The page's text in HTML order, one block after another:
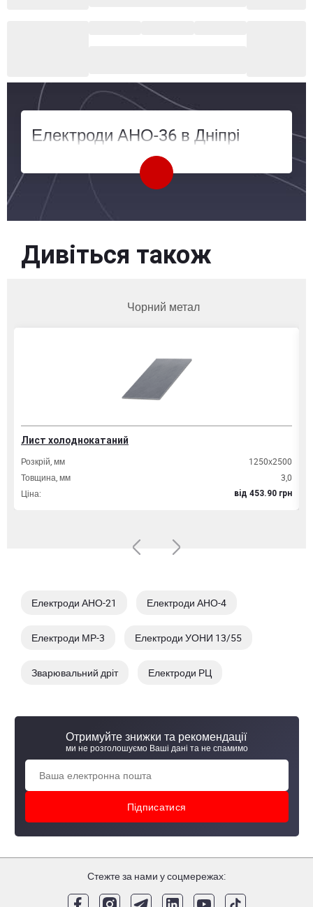
Електроди АНО-36 в Дніпрі
Дивіться також
Чорний метал
Лист холоднокатаний
Розкрій, мм
1250х2500
Товщина, мм
3,0
Ціна:
вiд 453.90 грн
Електроди АНО-21 Електроди АНО-4
Електроди МР-3 Електроди УОНИ 13/55
Зварювальний дріт Електроди РЦ
Отримуйте знижки та рекомендації
ми не розголошуємо Ваші дані та не спамимо
Стежте за нами у соцмережах: